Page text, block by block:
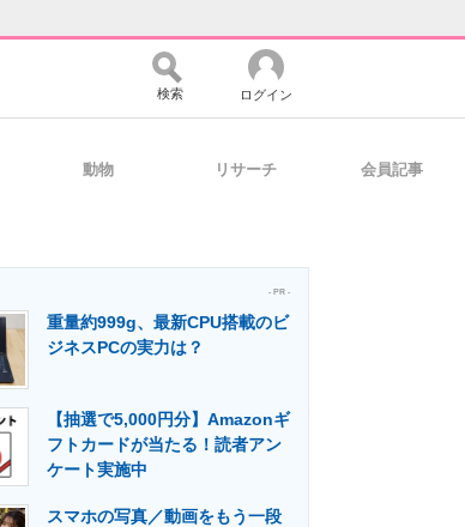
マーケ×ITの今がよく分かる
検索 ログイン
動物 リサーチ 会員記事
- PR -
重量約999g、最新CPU搭載のビ
ジネスPCの実力は？
【抽選で5,000円分】Amazonギ
フトカードが当たる！読者アン
ケート実施中
スマホの写真／動画をもう一段